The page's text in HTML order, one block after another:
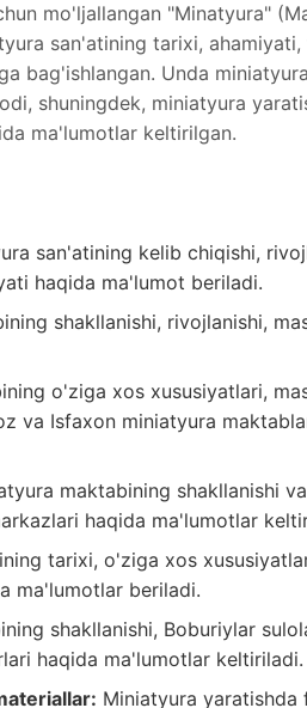
mo'ljallangan "Minatyura"
san'atining tarixi,
bag'ishlangan. Unda
shuningdek, miniatyura
ma'lumotlar keltirilgan.
san'atining kelib chiqishi,
haqida ma'lumot beriladi.
shakllanishi, rivojlanishi,
o'ziga xos xususiyatlari,
va Isfaxon miniatyura
maktabining shakllanishi
haqida ma'lumotlar
tarixi, o'ziga xos
ma'lumotlar beriladi.
shakllanishi, Boburiylar
haqida ma'lumotlar keltiriladi.
Miniatyura yaratishda